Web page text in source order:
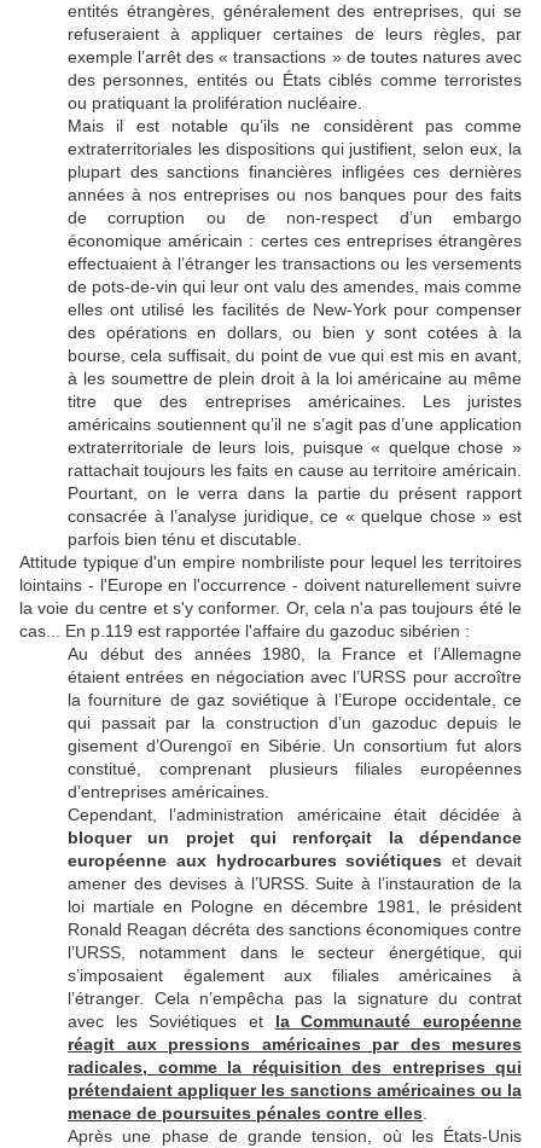
entités étrangères, généralement des entreprises, qui se
refuseraient à appliquer certaines de leurs règles, par
exemple l’arrêt des « transactions » de toutes natures avec
des personnes, entités ou États ciblés comme terroristes
ou pratiquant la prolifération nucléaire.
Mais il est notable qu’ils ne considèrent pas comme
extraterritoriales les dispositions qui justifient, selon eux, la
plupart des sanctions financières infligées ces dernières
années à nos entreprises ou nos banques pour des faits
de corruption ou de non-respect d’un embargo
économique américain : certes ces entreprises étrangères
effectuaient à l’étranger les transactions ou les versements
de pots-de-vin qui leur ont valu des amendes, mais comme
elles ont utilisé les facilités de New-York pour compenser
des opérations en dollars, ou bien y sont cotées à la
bourse, cela suffisait, du point de vue qui est mis en avant,
à les soumettre de plein droit à la loi américaine au même
titre que des entreprises américaines. Les juristes
américains soutiennent qu’il ne s’agit pas d’une application
extraterritoriale de leurs lois, puisque « quelque chose »
rattachait toujours les faits en cause au territoire américain.
Pourtant, on le verra dans la partie du présent rapport
consacrée à l’analyse juridique, ce « quelque chose » est
parfois bien ténu et discutable.
Attitude typique d'un empire nombriliste pour lequel les territoires
lointains - l'Europe en l'occurrence - doivent naturellement suivre
la voie du centre et s'y conformer. Or, cela n'a pas toujours été le
cas... En p.119 est rapportée l'affaire du gazoduc sibérien :
Au début des années 1980, la France et l’Allemagne
étaient entrées en négociation avec l’URSS pour accroître
la fourniture de gaz soviétique à l’Europe occidentale, ce
qui passait par la construction d’un gazoduc depuis le
gisement d’Ourengoï en Sibérie. Un consortium fut alors
constitué, comprenant plusieurs filiales européennes
d’entreprises américaines.
Cependant, l’administration américaine était décidée à
bloquer un projet qui renforçait la dépendance
européenne aux hydrocarbures soviétiques et devait
amener des devises à l’URSS. Suite à l’instauration de la
loi martiale en Pologne en décembre 1981, le président
Ronald Reagan décréta des sanctions économiques contre
l’URSS, notamment dans le secteur énergétique, qui
s’imposaient également aux filiales américaines à
l’étranger. Cela n’empêcha pas la signature du contrat
avec les Soviétiques et la Communauté européenne
réagit aux pressions américaines par des mesures
radicales, comme la réquisition des entreprises qui
prétendaient appliquer les sanctions américaines ou la
menace de poursuites pénales contre elles
Après une phase de grande tension, où les États-Unis